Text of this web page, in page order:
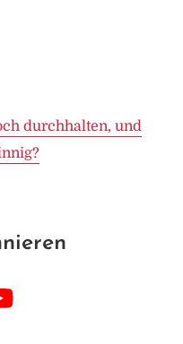
durchhalten, und